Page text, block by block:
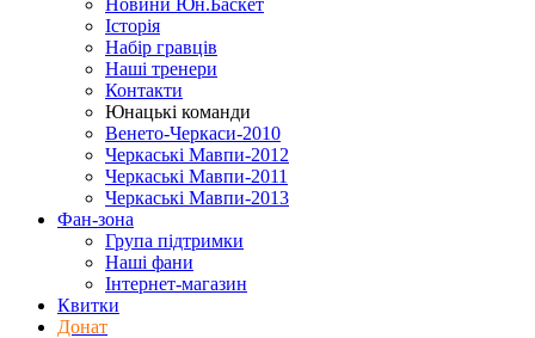
Новини Юн.Баскет
Історія
Набір гравців
Наші тренери
Контакти
Юнацькі команди
Венето-Черкаси-2010
Черкаські Мавпи-2012
Черкаські Мавпи-2011
Черкаські Мавпи-2013
Фан-зона
Група підтримки
Наші фани
Інтернет-магазин
Квитки
Донат